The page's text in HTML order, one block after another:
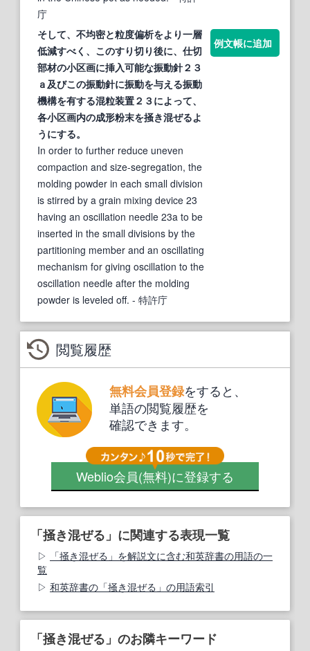
庁
そして、不均密と粒度偏析をより一層
低減すべく、このすり切り後に、仕切
部材の小区画に挿入可能な振動針２３
ａ及びこの振動針に振動を与える振動
機構を有する混粒装置２３によって、
各小区画内の成形粉末を掻き混ぜるよ
うにする。
In order to further reduce uneven
compaction and size-segregation, the
molding powder in each small division
is stirred by a grain mixing device 23
having an oscillation needle 23a to be
inserted in the small divisions by the
partitioning member and an oscillating
mechanism for giving oscillation to the
oscillation needle after the molding
powder is leveled off. - 特許庁
例文帳に追加
閲覧履歴
無料会員登録をすると、
単語の閲覧履歴を
確認できます。
Weblio会員(無料)に登録する
「掻き混ぜる」に関連する表現一覧
「掻き混ぜる」を解説文に含む和英辞書の用語の一
覧
和英辞書の「掻き混ぜる」の用語索引
「掻き混ぜる」のお隣キーワード